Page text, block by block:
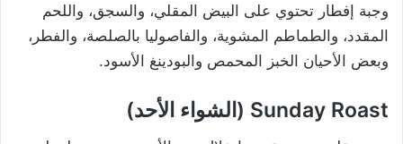
وجبة إفطار تحتوي على البيض المقلي، والسجق، واللحم
المقدد، والطماطم المشوية، والفاصوليا بالصلصة، والفطر،
وبعض الأحيان الخبز المحمص والبودينغ الأسود.
Sunday Roast (الشواء الأحد)